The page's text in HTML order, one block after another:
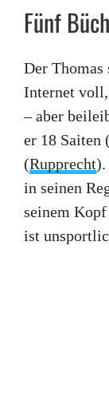
Fünf
Der Thomas
Internet
– aber
er 18 Saiten
(Rupprecht).
in seinen
seinem
ist